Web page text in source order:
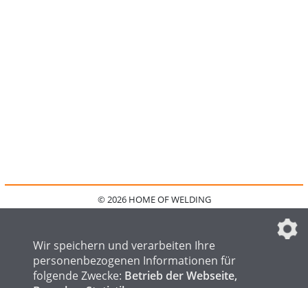
© 2026 HOME OF WELDING
IMPRESSUM
FAQ
DATENSCHUTZEINSTELLUNGEN
Wir speichern und verarbeiten Ihre
personenbezogenen Informationen für
folgende Zwecke: Betrieb der Webseite,